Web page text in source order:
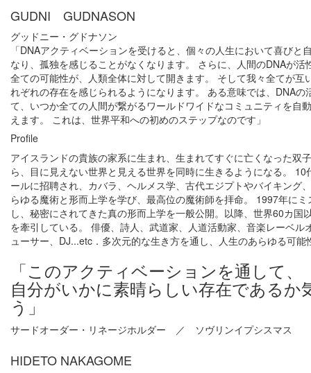
GUDNI GUDNASON
グッドニー・グドナソン
「DNAアクティベーションを受けると、個々の人生において喜びと
なり、孤独を感じることがなくなります。 さらに、人間のDNAが活
全ての可能性が、人類全体に対して開きます。 そして我々全てが互
れぞれの存在を感じられるようになります。 ある意味では、DNAの
て、いつか全ての人間が繋がるワールドワイドなコミュニティを自
えます。 これは、世界平和への初めのステップなのです」
Profile
アイスランドの貴族の家系に生まれ、生まれてすぐに亡くなった双
ら、目に見えない世界と見える世界を同時に生きるようになる。
ールに招聘され、カバラ、ヘルメス学、古代エジプトやバイキング
らゆる魔術と形而上学を学び、最高位の魔術師を拝命。 1997年に
し、秘密にされてきた真の形而上学を一般公開。以降、世界60カ国
を牽引している。 俳優、詩人、武道家、人道活動家、音楽レーベル
ューサー、DJ...etc．多次元的な生き方を通し、人生のあらゆる可
「このアクティベーションを通して、
自分がいかに素晴らしい存在であるか
う」
サードオーダー・リネージホルダー ／ ソヴリンイプシスマス
HIDETO NAKAGOME